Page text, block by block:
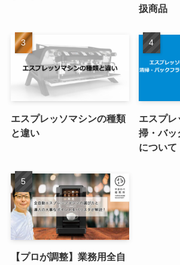
扱商品
エスプレッソマシンの種類
と違い
エスプ
掃・バッ
について
【プロが調整】業務用全自